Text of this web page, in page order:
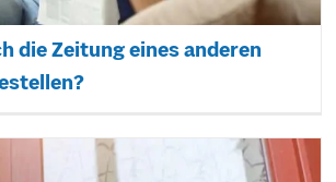
die Zeitung eines anderen